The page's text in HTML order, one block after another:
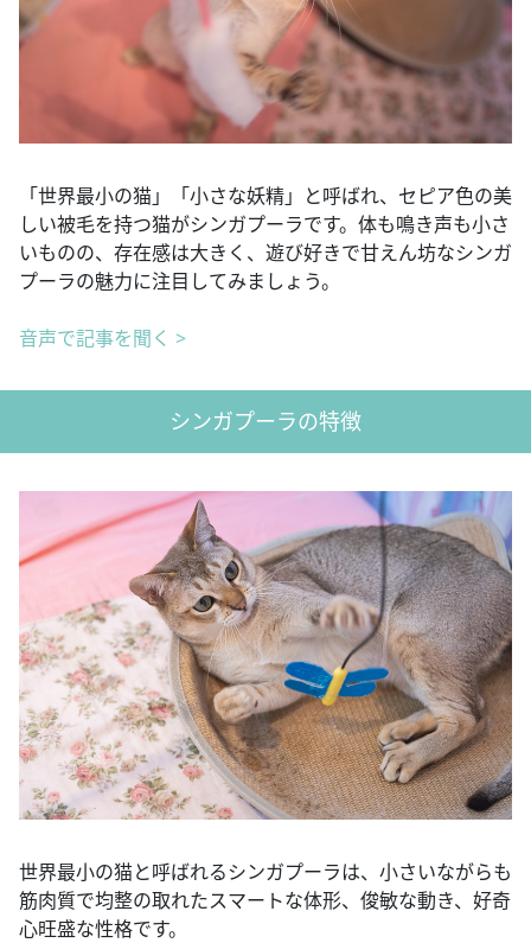
「世界最小の猫」「小さな妖精」と呼ばれ、セピア色の美
しい被毛を持つ猫がシンガプーラです。体も鳴き声も小さ
いものの、存在感は大きく、遊び好きで甘えん坊なシンガ
プーラの魅力に注目してみましょう。
音声で記事を聞く >
シンガプーラの特徴
世界最小の猫と呼ばれるシンガプーラは、小さいながらも
筋肉質で均整の取れたスマートな体形、俊敏な動き、好奇
心旺盛な性格です。